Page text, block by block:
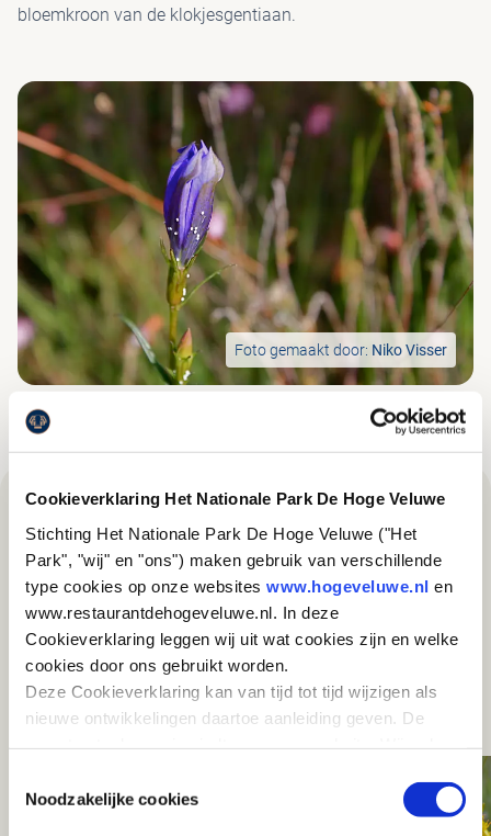
Cookieverklaring Het Nationale Park De Hoge Veluwe
Stichting Het Nationale Park De Hoge Veluwe ("Het
Park", "wij" en "ons") maken gebruik van verschillende
type cookies op onze websites www.hogeveluwe.nl en
www.restaurantdehogeveluwe.nl. In deze
Cookieverklaring leggen wij uit wat cookies zijn en welke
cookies door ons gebruikt worden.
Deze Cookieverklaring kan van tijd tot tijd wijzigen als
nieuwe ontwikkelingen daartoe aanleiding geven. De
raadplegen, zodat u van deze wijzigingen op de hoogte
Noodzakelijke cookies
bloemkroon van de klokjesgentiaan.
Foto gemaakt door: Niko Visser
Interessant voor jou